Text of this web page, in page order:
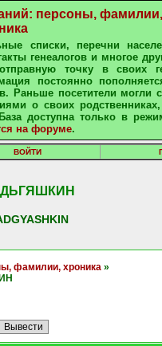
персоны, фамилии,
списки, перечни
генеалогов и многое
точку в своих
постоянно
Раньше посетители могли
о своих
доступна только в
на форуме.
ВОЙТИ
фамилии, хроника »